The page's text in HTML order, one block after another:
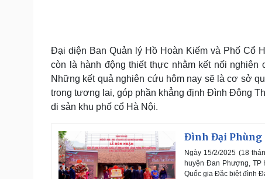
Đại diện Ban Quản lý Hồ Hoàn Kiếm và Phố Cổ
còn là hành động thiết thực nhằm kết nối
Những kết quả nghiên cứu hôm nay sẽ là cơ sở
trong tương lai, góp phần khẳng định Đình Đông
di sản khu phố cổ Hà Nội.
Đình Đại Phùng
Ngày 15/2/2025 (18
huyện Đan Phượng, TP
Quốc gia Đặc biệt đình